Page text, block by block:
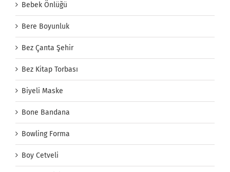
Bebek Önlüğü
Bere Boyunluk
Bez Çanta Şehir
Bez Kitap Torbası
Biyeli Maske
Bone Bandana
Bowling Forma
Boy Cetveli